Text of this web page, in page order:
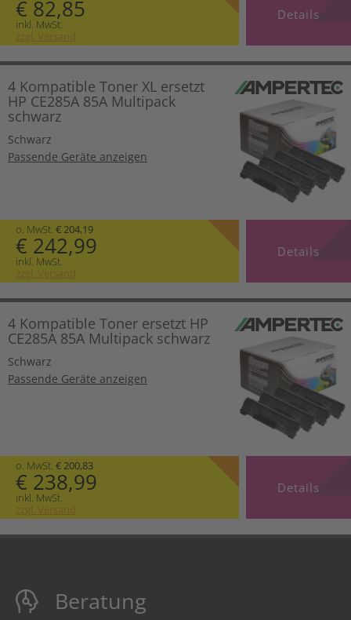
€ 82,85
inkl. MwSt.
zzgl. Versand
Details
4 Kompatible Toner XL ersetzt
HP CE285A 85A Multipack
schwarz
Schwarz
Passende Geräte anzeigen
o. MwSt. € 204,19
€ 242,99
inkl. MwSt.
zzgl. Versand
Details
4 Kompatible Toner ersetzt HP
CE285A 85A Multipack schwarz
Schwarz
Passende Geräte anzeigen
o. MwSt. € 200,83
€ 238,99
inkl. MwSt.
zzgl. Versand
Details
Beratung